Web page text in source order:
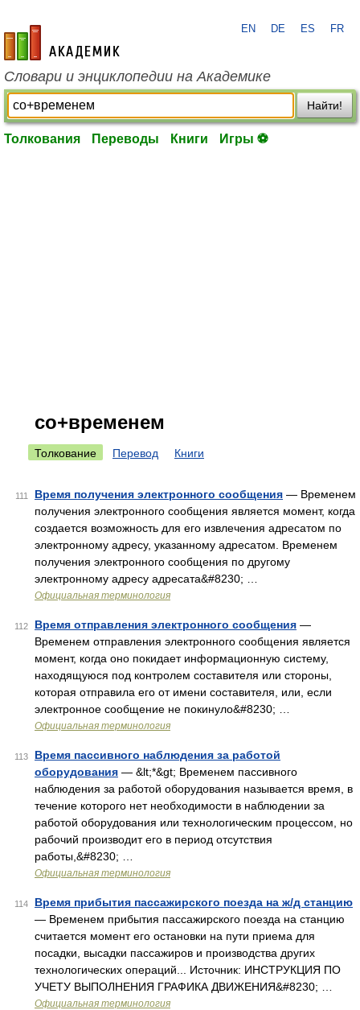
academic.ru
EN DE ES FR
Словари и энциклопедии на Академике
Найти!
Толкования Переводы Книги Игры ⚽
со+временем
Толкование Перевод Книги
111 Время получения электронного сообщения — Временем
получения электронного сообщения является момент, когда
создается возможность для его извлечения адресатом по
электронному адресу, указанному адресатом. Временем
получения электронного сообщения по другому
электронному адресу адресата&#8230; …
Официальная терминология
112 Время отправления электронного сообщения —
Временем отправления электронного сообщения является
момент, когда оно покидает информационную систему,
находящуюся под контролем составителя или стороны,
которая отправила его от имени составителя, или, если
электронное сообщение не покинуло&#8230; …
Официальная терминология
113
Время пассивного наблюдения за работой
оборудования — &lt;*&gt; Временем пассивного
наблюдения за работой оборудования называется время, в
течение которого нет необходимости в наблюдении за
работой оборудования или технологическим процессом, но
рабочий производит его в период отсутствия
работы,&#8230; …
Официальная терминология
114
Время прибытия пассажирского поезда на ж/д станцию
— Временем прибытия пассажирского поезда на станцию
считается момент его остановки на пути приема для
посадки, высадки пассажиров и производства других
технологических операций... Источник: ИНСТРУКЦИЯ ПО
УЧЕТУ ВЫПОЛНЕНИЯ ГРАФИКА ДВИЖЕНИЯ&#8230; …
Официальная терминология